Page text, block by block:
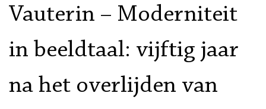
Vauterin – Moderniteit
in beeldtaal: vijftig jaar
na het overlijden van